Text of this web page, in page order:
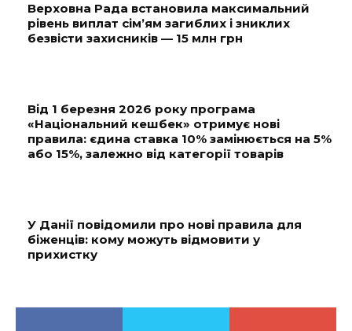
Верховна Рада встановила максимальний
рівень виплат сім’ям загиблих і зниклих
безвісти захисників — 15 млн грн
Від 1 березня 2026 року програма
«Національний кешбек» отримує нові
правила: єдина ставка 10% замінюється на 5%
або 15%, залежно від категорії товарів
У Данії повідомили про нові правила для
біженців: кому можуть відмовити у
прихистку